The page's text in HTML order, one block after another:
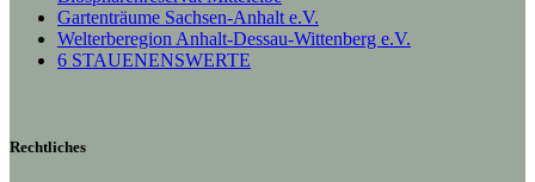
Gartenträume Sachsen-Anhalt e.V.
Welterberegion Anhalt-Dessau-Wittenberg e.V.
6 STAUENENSWERTE
Rechtliches